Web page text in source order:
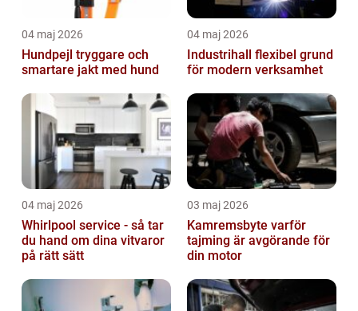
04 maj 2026
Hundpejl tryggare och
smartare jakt med hund
04 maj 2026
Industrihall flexibel grund
för modern verksamhet
04 maj 2026
Whirlpool service - så tar
du hand om dina vitvaror
på rätt sätt
03 maj 2026
Kamremsbyte varför
tajming är avgörande för
din motor